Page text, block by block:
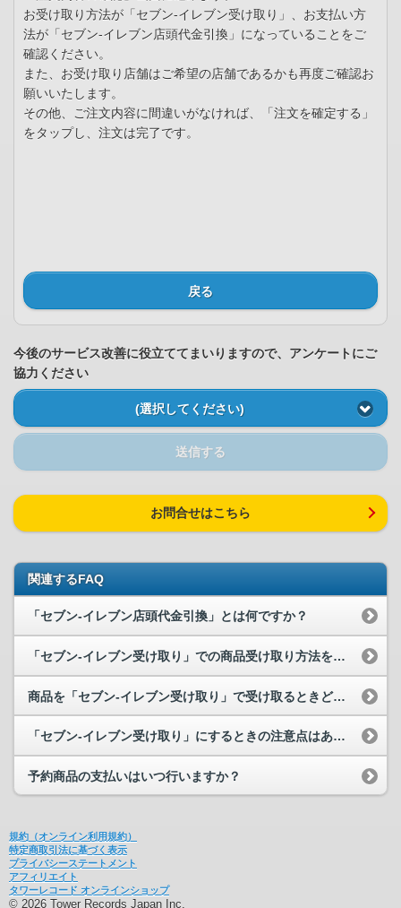
お受け取り方法が「セブン-イレブン受け取り」、お支払い方
法が「セブン-イレブン店頭代金引換」になっていることをご
確認ください。
また、お受け取り店舗はご希望の店舗であるかも再度ご確認お
願いいたします。
その他、ご注文内容に間違いがなければ、「注文を確定する」
をタップし、注文は完了です。
戻る
今後のサービス改善に役立ててまいりますので、アンケートにご
協力ください
(選択してください)
送信する
お問合せはこちら
関連するFAQ
「セブン-イレブン店頭代金引換」とは何ですか？
「セブン-イレブン受け取り」での商品受け取り方法を教えてください。
商品を「セブン-イレブン受け取り」で受け取るときどのような支払い方法があり...
「セブン-イレブン受け取り」にするときの注意点はありますか？
予約商品の支払いはいつ行いますか？
規約（オンライン利用規約）
特定商取引法に基づく表示
プライバシーステートメント
アフィリエイト
タワーレコード オンラインショップ
© 2026 Tower Records Japan Inc.